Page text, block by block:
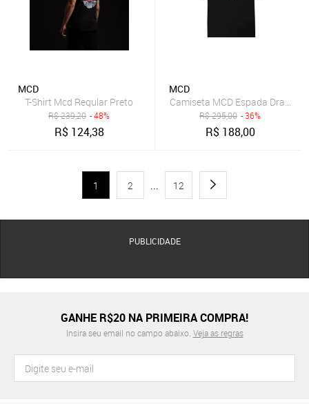
MCD
T-Shirt Mcd Regular Preto
R$239,20 - 48%
R$ 124,38
MCD
Camiseta MCD Espada Draco
R$295,00 - 36%
R$ 188,00
1 2 ... 12
PUBLICIDADE
GANHE R$20 NA PRIMEIRA COMPRA!
Insira seu email no campo abaixo. Veja as regras